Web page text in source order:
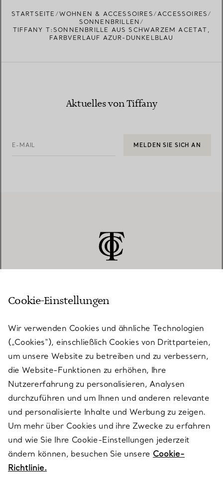
STARTSEITE WOHNEN & ACCESSOIRES
ACCESSOIRES
SONNENBRILLEN
TIFFANY T:SONNENBRILLE AUS SCHWARZEM ACETAT,
FARBVERLAUF AZUR-DUNKELBLAU
Aktuelles von Tiffany
E-MAIL MELDEN SIE SICH AN
KUNDENSERVICE
SERVICES
ÜBER TIFFANY & CO.
RECHTLICHE HINWEISE
FOLGEN SIE UNS
Cookie-Einstellungen
Wir verwenden Cookies und ähnliche Technologien
(„Cookies“), einschließlich Cookies von Drittparteien,
um unsere Website zu betreiben und zu verbessern,
die Website-Funktionen zu erhöhen, Ihre
Nutzererfahrung zu personalisieren, Analysen
durchzuführen und um Ihnen und anderen relevante
und personalisierte Inhalte und Werbung zu zeigen.
Um mehr über Cookies und ihre Zwecke zu erfahren
und wie Sie Ihre Cookie-Einstellungen jederzeit
ändern können, besuchen Sie unsere Cookie-
Richtlinie.